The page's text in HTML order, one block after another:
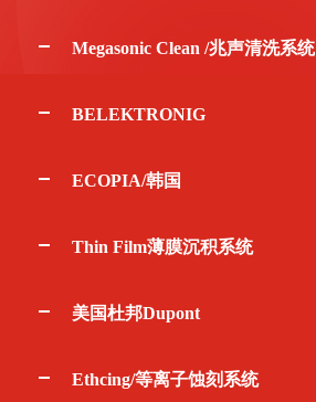
Megasonic Clean /兆声清洗系统
BELEKTRONIG
ECOPIA/韩国
Thin Film薄膜沉积系统
美国杜邦Dupont
Ethcing/等离子蚀刻系统